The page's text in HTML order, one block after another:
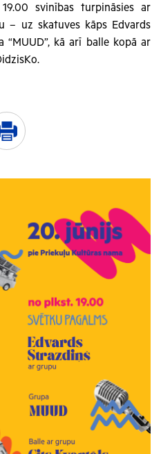
svinības turpināsies ar
– uz skatuves kāps Edvards
kā arī balle kopā ar